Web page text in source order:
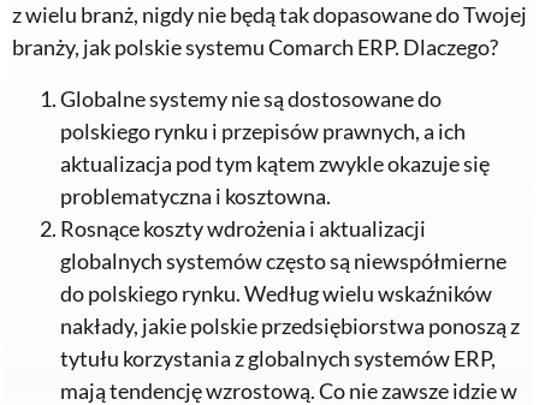
z wielu branż, nigdy nie będą tak dopasowane do Twojej
branży, jak polskie systemu Comarch ERP. Dlaczego?
Globalne systemy nie są dostosowane do
polskiego rynku i przepisów prawnych, a ich
aktualizacja pod tym kątem zwykle okazuje się
problematyczna i kosztowna.
Rosnące koszty wdrożenia i aktualizacji
globalnych systemów często są niewspółmierne
do polskiego rynku. Według wielu wskaźników
nakłady, jakie polskie przedsiębiorstwa ponoszą z
tytułu korzystania z globalnych systemów ERP,
mają tendencję wzrostową. Co nie zawsze idzie w